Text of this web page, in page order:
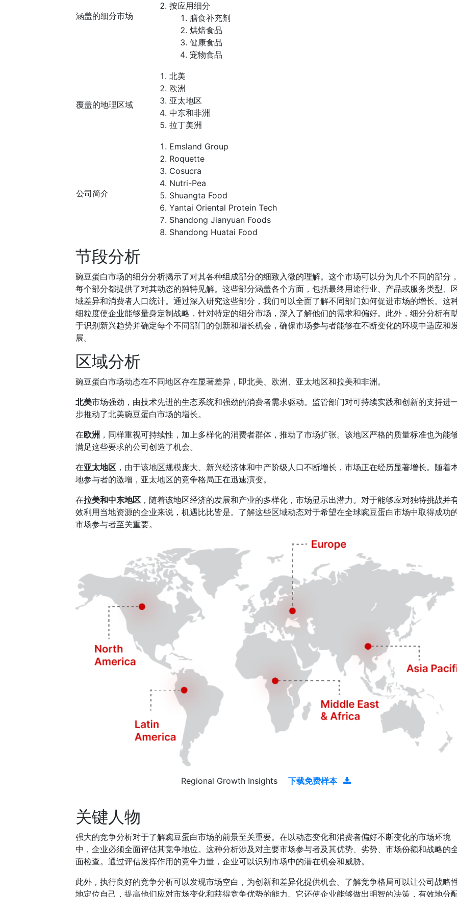
涵盖的细分市场
按应用细分
膳食补充剂
烘焙食品
健康食品
宠物食品
覆盖的地理区域
北美
欧洲
亚太地区
中东和非洲
拉丁美洲
公司简介
Emsland Group
Roquette
Cosucra
Nutri-Pea
Shuangta Food
Yantai Oriental Protein Tech
Shandong Jianyuan Foods
Shandong Huatai Food
节段分析
豌豆蛋白市场的细分分析揭示了对其各种组成部分的细致入微的理解。这个市场可以分为几个不同的部分，
每个部分都提供了对其动态的独特见解。这些部分涵盖各个方面，包括最终用途行业、产品或服务类型、
域差异和消费者人口统计。通过深入研究这些部分，我们可以全面了解不同部门如何促进市场的增长。这
细粒度使企业能够量身定制战略，针对特定的细分市场，深入了解他们的需求和偏好。此外，细分分析有
于识别新兴趋势并确定每个不同部门的创新和增长机会，确保市场参与者能够在不断变化的环境中适应和
展。
区域分析
豌豆蛋白市场动态在不同地区存在显著差异，即北美、欧洲、亚太地区和拉美和非洲。
北美市场强劲，由技术先进的生态系统和强劲的消费者需求驱动。监管部门对可持续实践和创新的支持进
步推动了北美豌豆蛋白市场的增长。
在欧洲 ，同样重视可持续性，加上多样化的消费者群体，推动了市场扩张。该地区严格的质量标准也为能
满足这些要求的公司创造了机会。
在亚太地区 ，由于该地区规模庞大、新兴经济体和中产阶级人口不断增长，市场正在经历显著增长。随着
地参与者的激增，亚太地区的竞争格局正在迅速演变。
在拉美和中东地区 ，随着该地区经济的发展和产业的多样化，市场显示出潜力。对于能够应对独特挑战并
效利用当地资源的企业来说，机遇比比皆是。了解这些区域动态对于希望在全球豌豆蛋白市场中取得成功
市场参与者至关重要。
Regional Growth Insights 下载免费样本
关键人物
强大的竞争分析对于了解豌豆蛋白市场的前景至关重要。在以动态变化和消费者偏好不断变化的市场环境
中，企业必须全面评估其竞争地位。这种分析涉及对主要市场参与者及其优势、劣势、市场份额和战略的
面检查。通过评估发挥作用的竞争力量，企业可以识别市场中的潜在机会和威胁。
此外，执行良好的竞争分析可以发现市场空白，为创新和差异化提供机会。了解竞争格局可以让公司战略
地定位自己，提高他们应对市场变化和获得竞争优势的能力。它还使企业能够做出明智的决策，有效地分